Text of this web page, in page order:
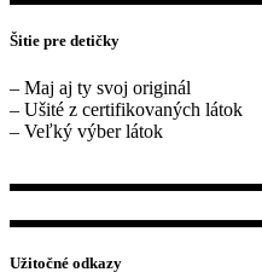
Šitie pre detičky
– Maj aj ty svoj originál
– Ušité z certifikovaných látok
– Veľký výber látok
Užitočné odkazy